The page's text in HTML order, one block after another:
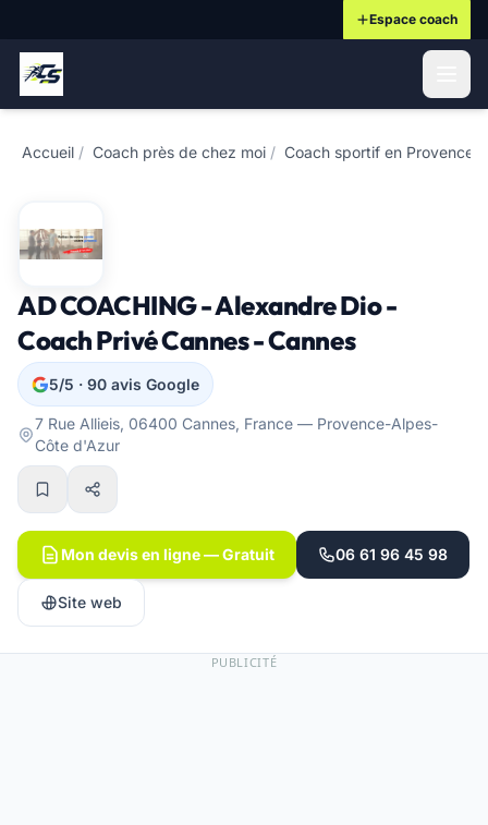
Espace coach
Accueil / Coach près de chez moi / Coach sportif en
AD COACHING - Alexandre Dio -
Coach Privé Cannes - Cannes
5/5 · 90 avis Google
7 Rue Allieis, 06400 Cannes, France — Provence-Alpes-
Côte d'Azur
Mon devis en ligne — Gratuit 06 61 96 45 98
Site web
PUBLICITÉ